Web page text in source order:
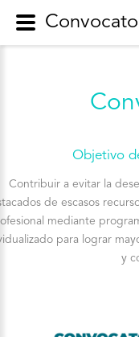
Objetivo
Contribuir a evitar la
de escasos
mediante
para lograr
y